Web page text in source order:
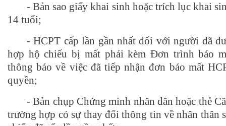
-Bản sao giấy khai sinh hoặc trích lục khai
14 tuổi;
-HCPT cấp lần gần nhất đối với người đã
hợp hộ chiếu bị mất phải kèm Đơn trình báo
thông báo về việc đã tiếp nhận đơn báo mất
quyền;
-Bản chụp Chứng minh nhân dân hoặc thẻ
trường hợp có sự thay đổi thông tin về nhân thân